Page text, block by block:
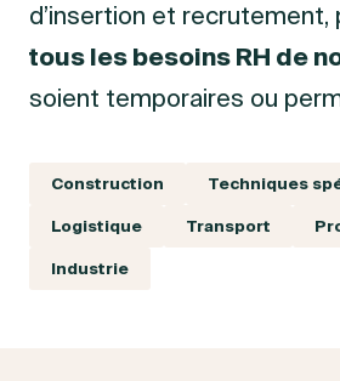
d’insertion et recrutement,
tous les besoins RH de
soient temporaires ou
Construction Techniques
Logistique Transport
Industrie